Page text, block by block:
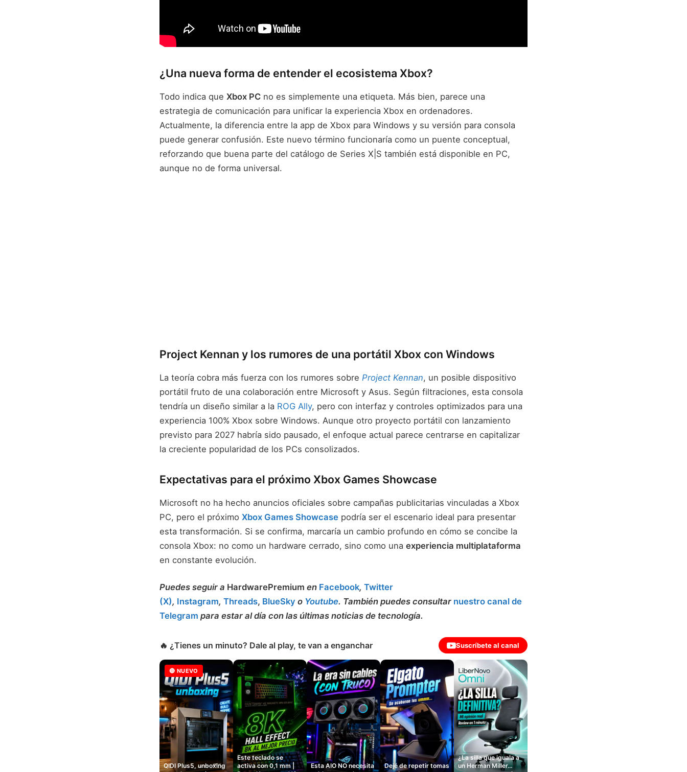
¿Una nueva forma de entender el ecosistema Xbox?
Todo indica que Xbox PC no es simplemente una etiqueta. Más bien, parece una
estrategia de comunicación para unificar la experiencia Xbox en ordenadores.
Actualmente, la diferencia entre la app de Xbox para Windows y su versión para consola
puede generar confusión. Este nuevo término funcionaría como un puente conceptual,
reforzando que buena parte del catálogo de Series X|S también está disponible en PC,
aunque no de forma universal.
Project Kennan y los rumores de una portátil Xbox con Windows
La teoría cobra más fuerza con los rumores sobre Project Kennan, un posible dispositivo
portátil fruto de una colaboración entre Microsoft y Asus. Según filtraciones, esta consola
tendría un diseño similar a la ROG Ally, pero con interfaz y controles optimizados para una
experiencia 100% Xbox sobre Windows. Aunque otro proyecto portátil con lanzamiento
previsto para 2027 habría sido pausado, el enfoque actual parece centrarse en capitalizar
la creciente popularidad de los PCs consolizados.
Expectativas para el próximo Xbox Games Showcase
Microsoft no ha hecho anuncios oficiales sobre campañas publicitarias vinculadas a Xbox
PC, pero el próximo Xbox Games Showcase podría ser el escenario ideal para presentar
esta transformación. Si se confirma, marcaría un cambio profundo en cómo se concibe la
consola Xbox: no como un hardware cerrado, sino como una experiencia multiplataforma
en constante evolución.
Puedes seguir a HardwarePremium en Facebook, Twitter
(X), Instagram, Threads, BlueSky o Youtube. También puedes consultar nuestro canal de
Telegram para estar al día con las últimas noticias de tecnología.
🔥 ¿Tienes un minuto? Dale al play, te van a enganchar Suscríbete al canal
🔴 NUEVO
QIDI Plus5, unboxing
Este teclado se
activa con 0,1 mm |
Esta AIO NO necesita
Dejé de repetir tomas
¿La silla que iguala a
un Herman Miller…